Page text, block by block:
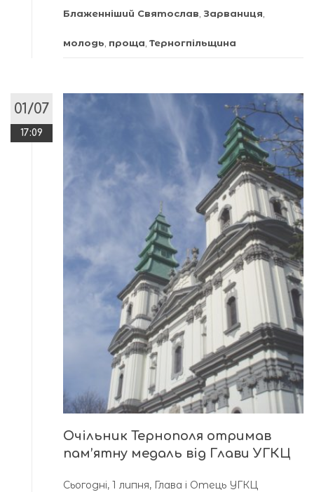
Блаженніший Святослав Зарваниця
молодь проща Терногпільщина
01/07
17:09
Очільник Тернополя отримав
пам’ятну медаль від Глави УГКЦ
Сьогодні, 1 липня, Глава і Отець УГКЦ